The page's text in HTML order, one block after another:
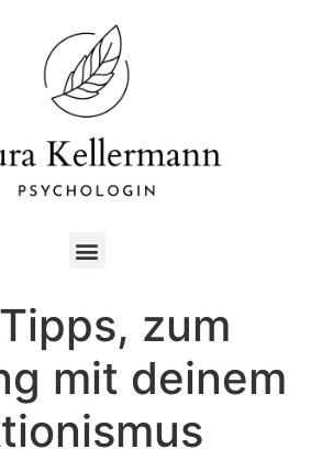
zum
mit deinem